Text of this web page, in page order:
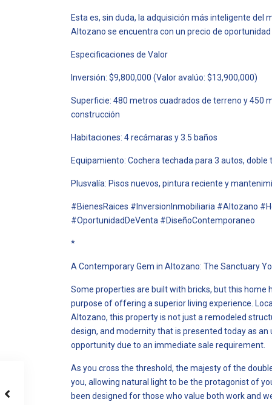
Esta es, sin duda, la adquisición más inteligente del
Altozano se encuentra con un precio de oportunidad
Especificaciones de Valor
Inversión: $9,800,000 (Valor avalúo: $13,900,000)
Superficie: 480 metros cuadrados de terreno y 450
construcción
Habitaciones: 4 recámaras y 3.5 baños
Equipamiento: Cochera techada para 3 autos,
Plusvalía: Pisos nuevos, pintura reciente y
#BienesRaices #InversionInmobiliaria #Altozano
#OportunidadDeVenta #DiseñoContemporaneo
*
A Contemporary Gem in Altozano: The Sanctuary
Some properties are built with bricks, but this home
purpose of offering a superior living experience.
Altozano, this property is not just a remodeled
design, and modernity that is presented today as
opportunity due to an immediate sale requirement.
As you cross the threshold, the majesty of the
you, allowing natural light to be the protagonist of
been designed for those who value both work and